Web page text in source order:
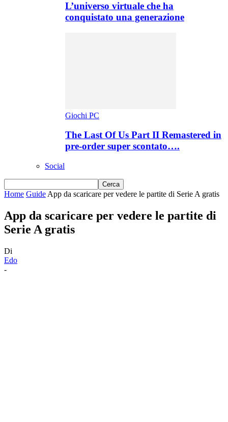
L’universo virtuale che ha
conquistato una generazione
Giochi PC
The Last Of Us Part II Remastered in
pre-order super scontato….
Social
Home Guide App da scaricare per vedere le partite di Serie A gratis
App da scaricare per vedere le partite di
Serie A gratis
Di
Edo
-